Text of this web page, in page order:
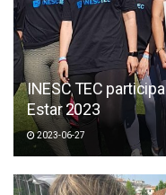
INESC TEC
Estar 2023
2023-06-27